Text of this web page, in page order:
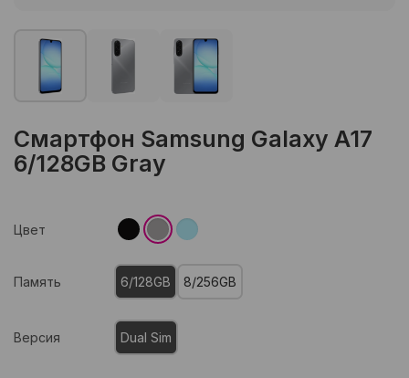
Смартфон Samsung Galaxy A17
6/128GB Gray
Цвет
Память 6/128GB 8/256GB
Версия Dual Sim